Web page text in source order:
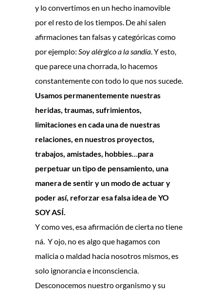
y lo convertimos en un hecho inamovible
por el resto de los tiempos. De ahí salen
afirmaciones tan falsas y categóricas como
por ejemplo: Soy alérgico a la sandía. Y esto,
que parece una chorrada, lo hacemos
constantemente con todo lo que nos sucede.
Usamos permanentemente nuestras
heridas, traumas, sufrimientos,
limitaciones en cada una de nuestras
relaciones, en nuestros proyectos,
trabajos, amistades, hobbies…para
perpetuar un tipo de pensamiento, una
manera de sentir y un modo de actuar y
poder así, reforzar esa falsa idea de YO
SOY ASÍ.
Y como ves, esa afirmación de cierta no tiene
ná. Y ojo, no es algo que hagamos con
malicia o maldad hacia nosotros mismos, es
solo ignorancia e inconsciencia.
Desconocemos nuestro organismo y su